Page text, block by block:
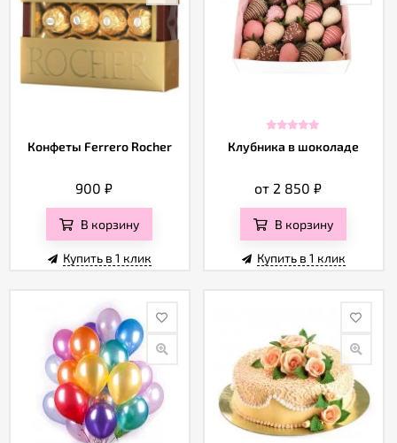
Конфеты Ferrero Rocher
900₽
В корзину
Купить в 1 клик
Клубника в шоколаде
от 2 850₽
В корзину
Купить в 1 клик